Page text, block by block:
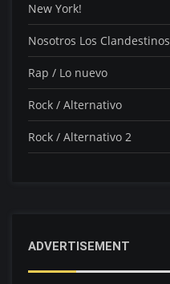
New York!
Nosotros Los Clandestinos
Rap / Lo nuevo
Rock / Alternativo
Rock / Alternativo 2
ADVERTISEMENT